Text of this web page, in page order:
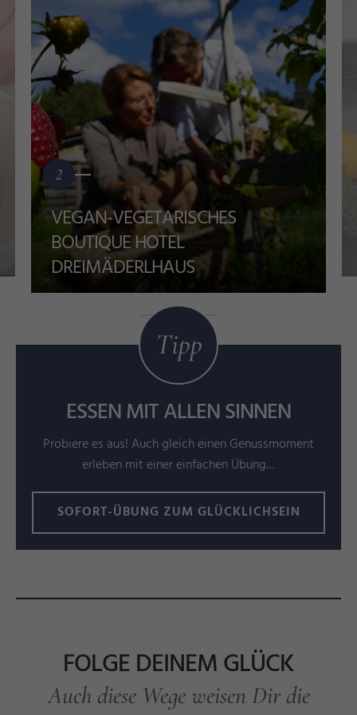
2
VEGAN-VEGETARISCHES
BOUTIQUE HOTEL
DREIMÄDERLHAUS
Tipp
ESSEN MIT ALLEN SINNEN
Probiere es aus! Auch gleich einen Genussmoment
erleben mit einer einfachen Übung…
SOFORT-ÜBUNG ZUM GLÜCKLICHSEIN
FOLGE DEINEM GLÜCK
Auch diese Wege weisen Dir die